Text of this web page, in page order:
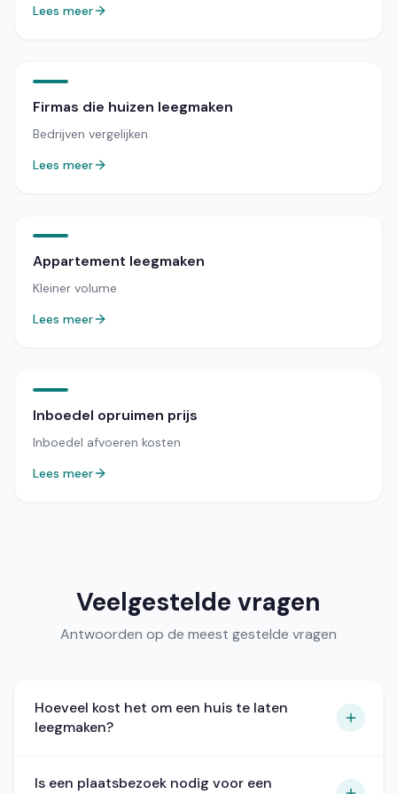
Lees meer
Firmas die huizen leegmaken
Bedrijven vergelijken
Lees meer
Appartement leegmaken
Kleiner volume
Lees meer
Inboedel opruimen prijs
Inboedel afvoeren kosten
Lees meer
Veelgestelde vragen
Antwoorden op de meest gestelde vragen
Hoeveel kost het om een huis te laten
leegmaken?
slaapkamers): 2.000 tot 4.000 euro bij een
Is een plaatsbezoek nodig voor een